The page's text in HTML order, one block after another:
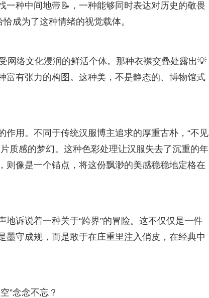
一种中间地带📝，一种能够同时表达对历史的敬畏
成为了这种情绪的视觉载体。
网络文化浸润的鲜活个体。那种衣襟交叠处露出💡
富有张力的构图。这种美，不是静态的、博物馆式
用。不同于传统汉服博主追求的厚重古朴，“不见
质感的梦幻。这种色彩处理让汉服失去了沉重的年
像是一个锚点，将这份飘渺的美感稳稳地定格在
诉说着一种关于“跨界”的冒险。这不仅仅是一件
守成规，而是敢于在庄重里注入俏皮，在经典中
”念念不忘？